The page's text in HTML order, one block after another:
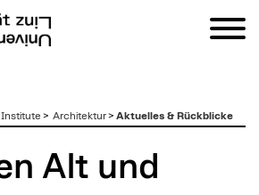
Institute > Architektur> Aktuelles & Rückblicke
Alt und